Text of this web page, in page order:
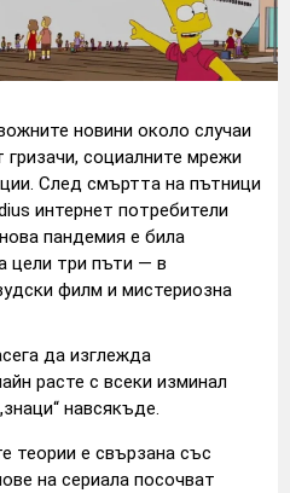
новини около случаи
гризачи, социалните мрежи
След смъртта на пътници
интернет потребители
пандемия е била
цели три пъти — в
филм и мистериозна
да изглежда
расте с всеки изминал
навсякъде.
теории е свързана със
на сериала посочват